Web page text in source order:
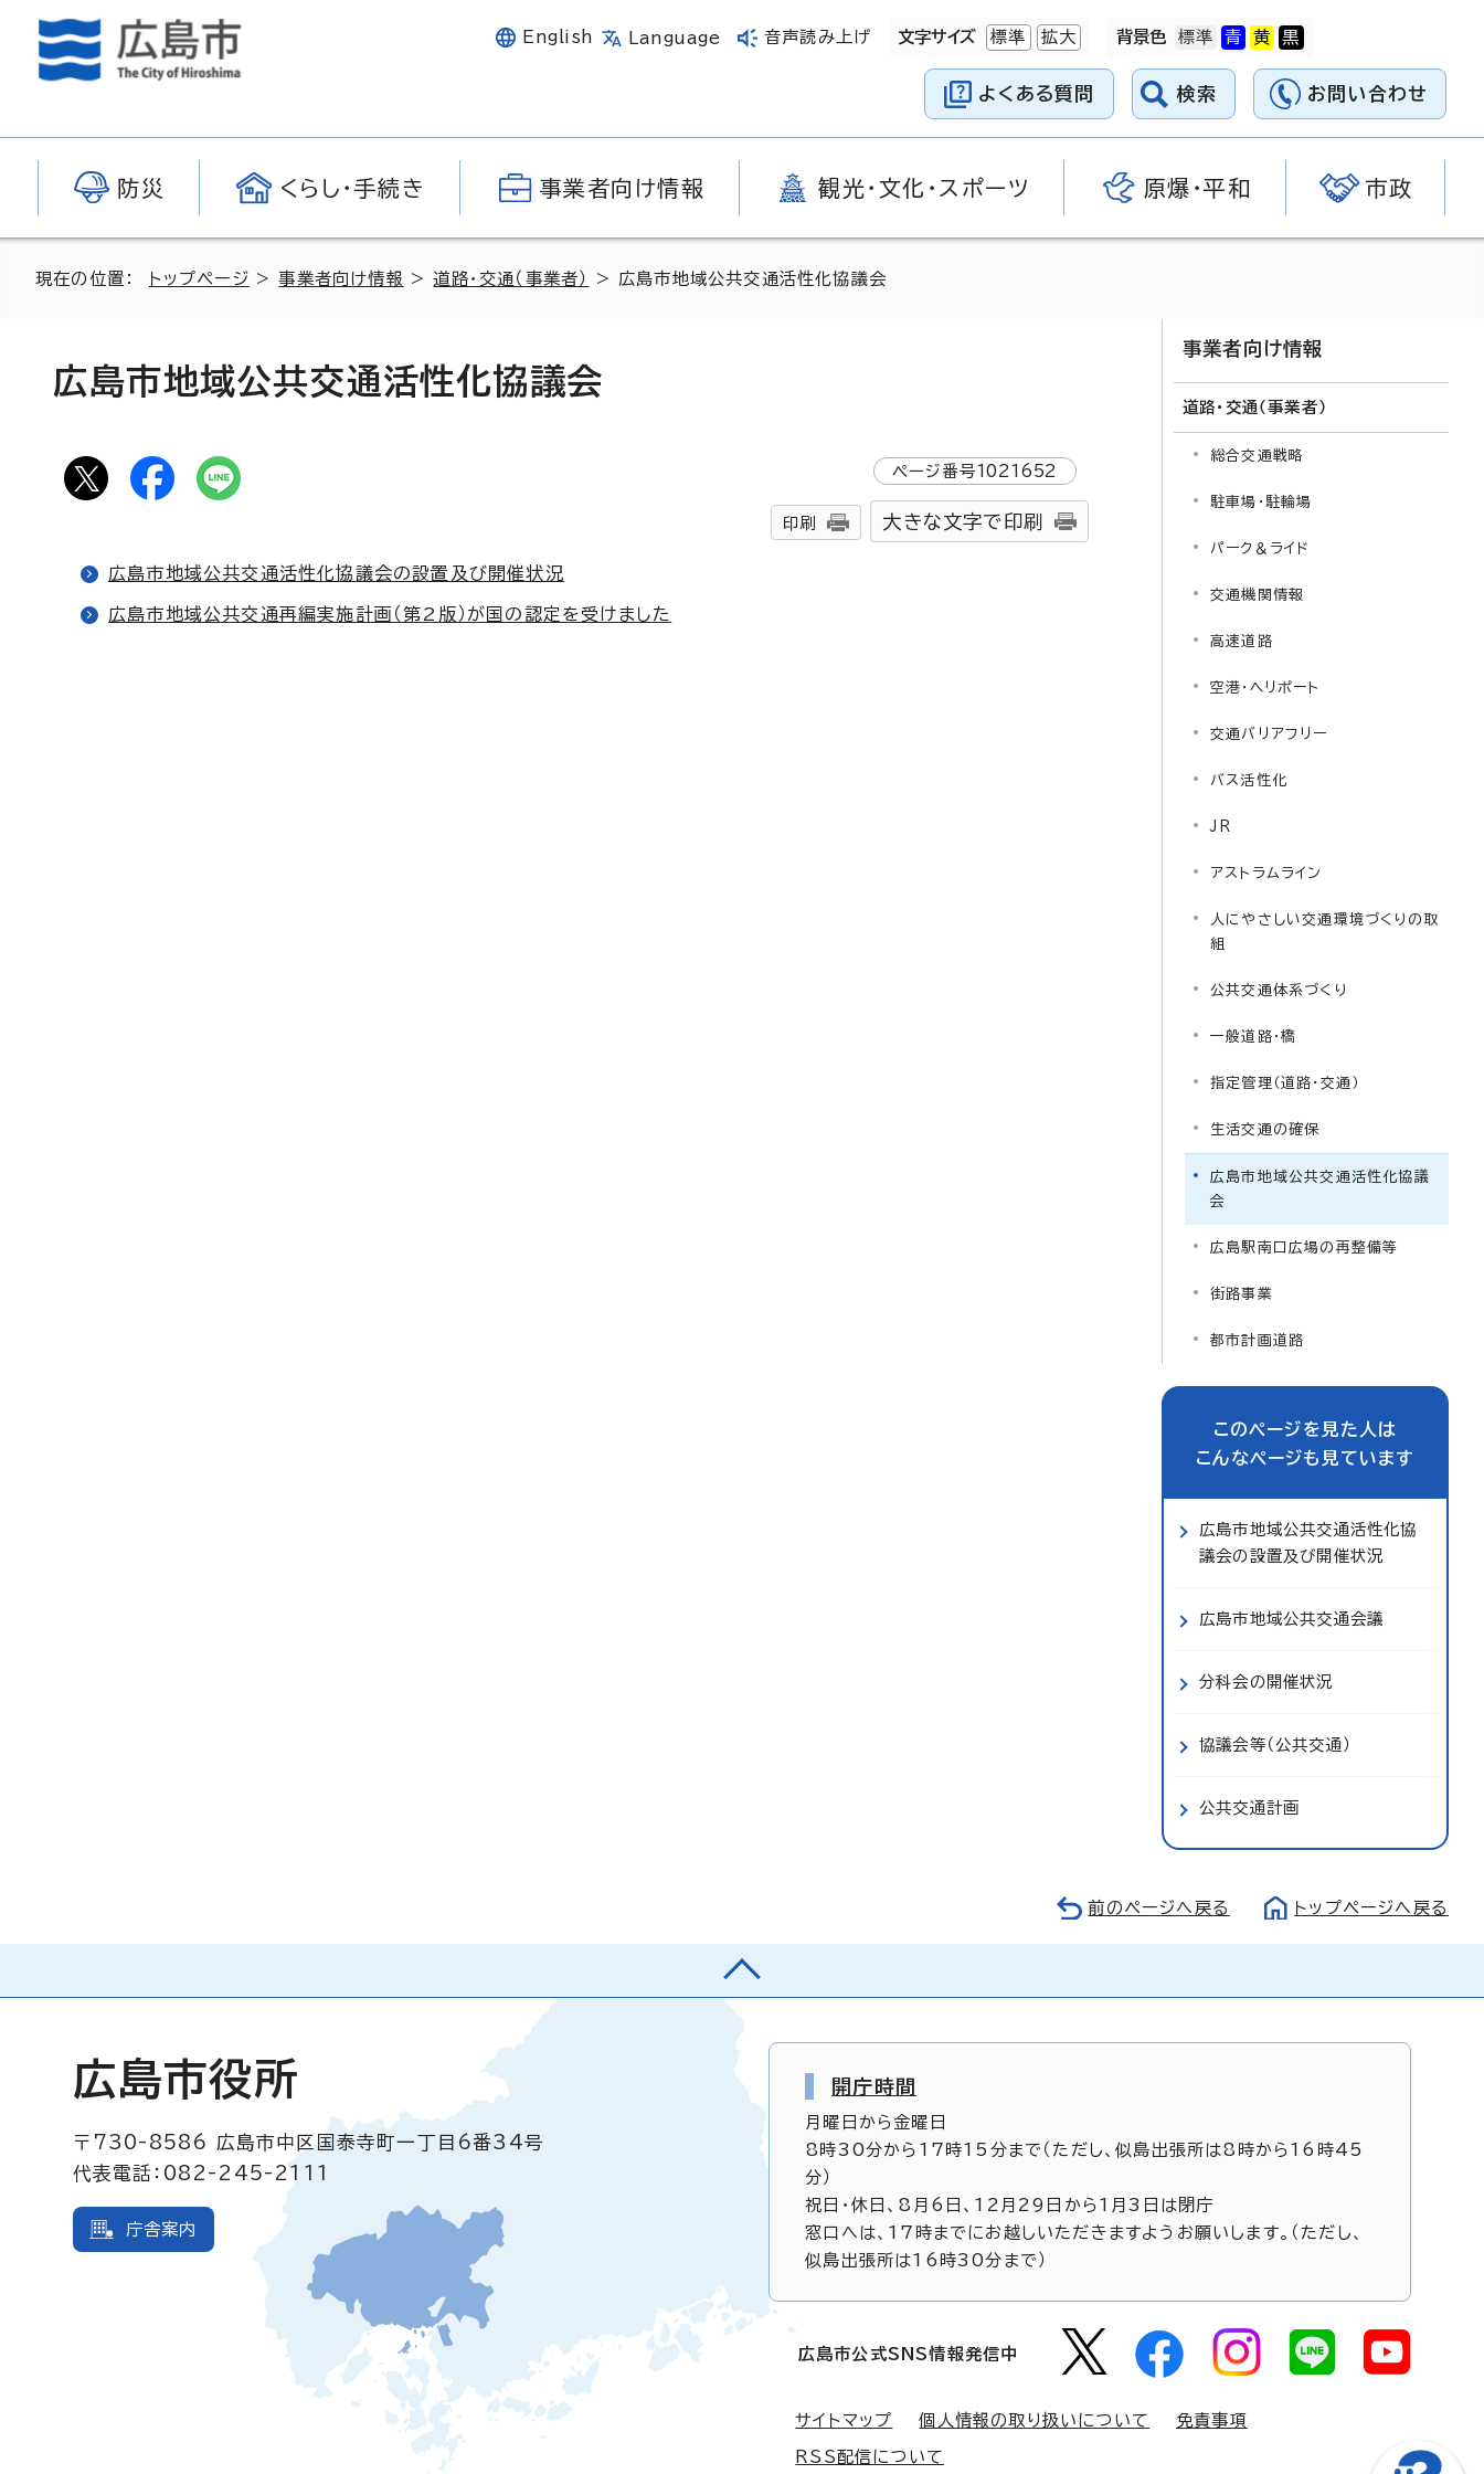
English Language 音声読み上げ 文字サイズ 標準 拡大 背景色
よくある質問 検索 お問い合わせ
防災 くらし・手続き 事業者向け情報 観光・文化・スポーツ 原爆・平和 市政
現在の位置： トップページ >事業者向け情報 >道路・交通（事業者） > 広島市地域公共交通活性化協議会
広島市地域公共交通活性化協議会
ページ番号1021652
印刷 大きな文字で印刷
広島市地域公共交通活性化協議会の設置及び開催状況
広島市地域公共交通再編実施計画（第2版）が国の認定を受けました
事業者向け情報
道路・交通（事業者）
総合交通戦略
駐車場・駐輪場
パーク＆ライド
交通機関情報
高速道路
空港・ヘリポート
交通バリアフリー
バス活性化
JR
アストラムライン
人にやさしい交通環境づくりの取
組
公共交通体系づくり
一般道路・橋
指定管理（道路・交通）
生活交通の確保
広島市地域公共交通活性化協議
会
広島駅南口広場の再整備等
街路事業
都市計画道路
このページを見た人は
こんなページも見ています
広島市地域公共交通活性化協
議会の設置及び開催状況
広島市地域公共交通会議
分科会の開催状況
協議会等（公共交通）
公共交通計画
前のページへ戻る トップページへ戻る
広島市役所
〒730-8586
広島市中区国泰寺町一丁目6番34号
代表電話：082-245-2111
庁舎案内
開庁時間
月曜日から金曜日
8時30分から17時15分まで（ただし、似島出張所は8時から16時45
分）
祝日・休日、8月6日、12月29日から1月3日は閉庁
窓口へは、17時までにお越しいただきますようお願いします。（ただし、
似島出張所は16時30分まで）
広島市公式SNS情報発信中
サイトマップ 個人情報の取り扱いについて 免責事項
RSS配信について